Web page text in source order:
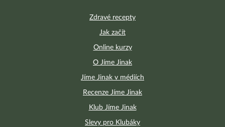
Zdravé recepty
Jak začít
Online kurzy
O Jíme Jinak
Jíme Jinak v médiích
Recenze Jíme Jinak
Klub Jíme Jinak
Slevy pro Klubáky